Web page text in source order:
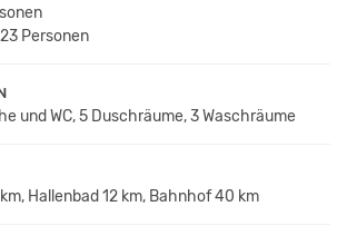
Personen
und WC, 5 Duschräume, 3 Waschräume
Hallenbad 12 km, Bahnhof 40 km